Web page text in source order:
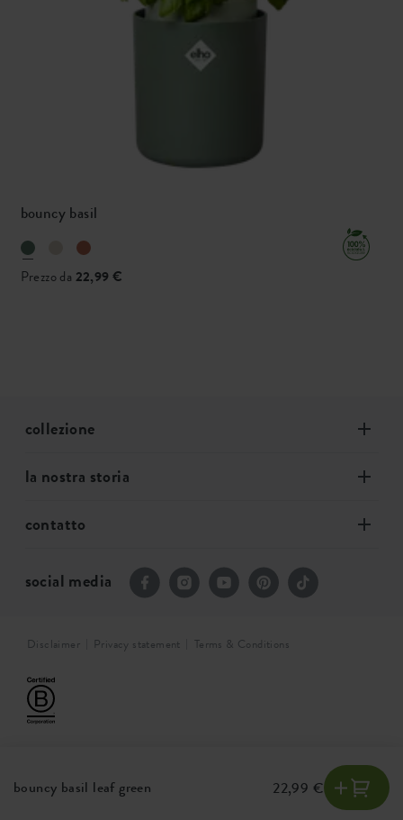
bouncy basil
Prezzo da 22,99 €
bouncy basil leaf green 22,99 €
collezione
la nostra storia
contatto
social media
Disclaimer Privacy statement Terms & Conditions